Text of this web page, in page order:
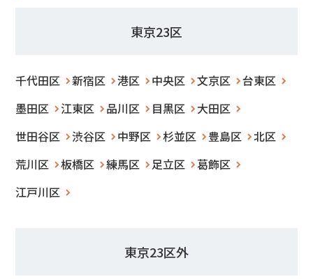
東京23区
千代田区 新宿区 港区 中央区 文京区
台東区
墨田区
江東区 品川区 目黒区
大田区
世田谷区
渋谷区 中野区 杉並区 豊島区
北区
荒川区
板橋区 練馬区 足立区
葛飾区
江戸川区
東京23区外